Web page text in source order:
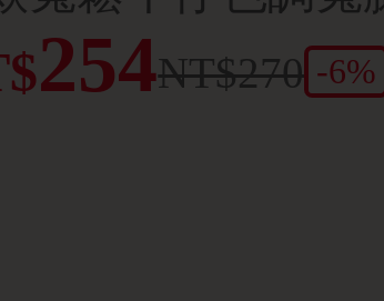
254NT$270 -6%